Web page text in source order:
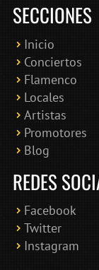
SECCIONES
Inicio
Conciertos
Flamenco
Locales
Artistas
Promotores
Blog
REDES
Facebook
Twitter
Instagram